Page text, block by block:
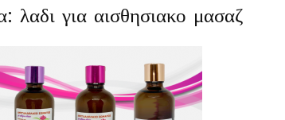
λαδι για αισθησιακο μασαζ